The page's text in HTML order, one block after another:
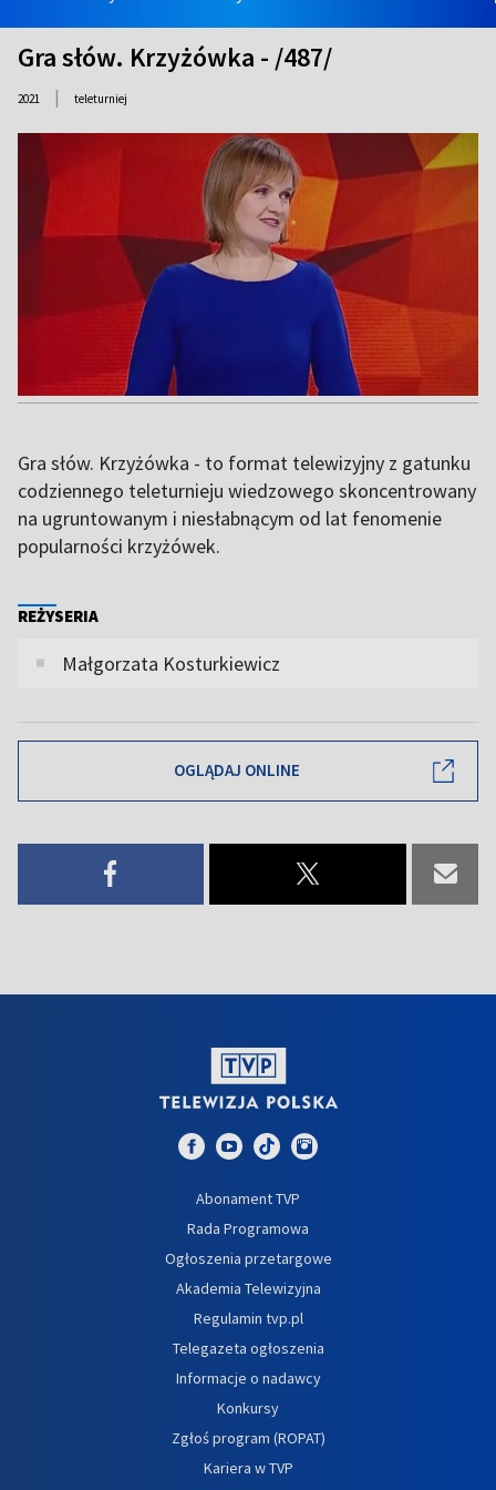
Gra słów. Krzyżówka - /487/
2021 | teleturniej
Gra słów. Krzyżówka - to format telewizyjny z gatunku
codziennego teleturnieju wiedzowego skoncentrowany
na ugruntowanym i niesłabnącym od lat fenomenie
popularności krzyżówek.
REŻYSERIA
Małgorzata Kosturkiewicz
OGLĄDAJ ONLINE
Abonament TVP
Rada Programowa
Ogłoszenia przetargowe
Akademia Telewizyjna
Regulamin tvp.pl
Telegazeta ogłoszenia
Informacje o nadawcy
Konkursy
Zgłoś program (ROPAT)
Kariera w TVP